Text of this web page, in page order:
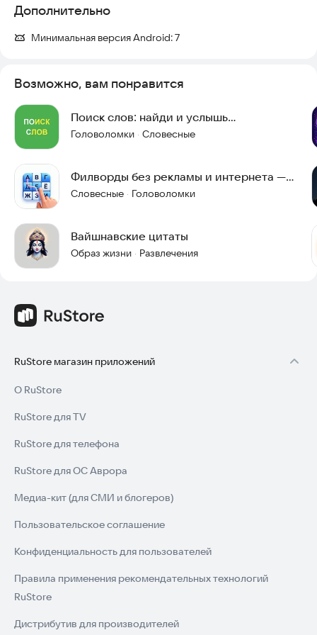
Дополнительно
Минимальная версия Android:7
Возможно, вам понравится
Поиск слов: найди и услышь
определение.
Головоломки · Словесные
Филворды без рекламы и интернета —
FinderWords
Словесные · Головоломки
Вайшнавские цитаты
Образ жизни · Развлечения
RuStore магазин приложений
О RuStore
RuStore для TV
RuStore для телефона
RuStore для ОС Аврора
Медиа-кит (для СМИ и блогеров)
Пользовательское соглашение
Конфиденциальность для пользователей
Правила применения рекомендательных технологий
RuStore
Дистрибутив для производителей